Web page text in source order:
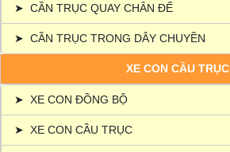
➤ CẦN TRỤC QUAY CHÂN ĐẾ
➤ CẦN TRỤC TRONG DÂY CHUYỀN
XE CON CẦU TRỤC
➤ XE CON ĐỒNG BỘ
➤ XE CON CẦU TRỤC